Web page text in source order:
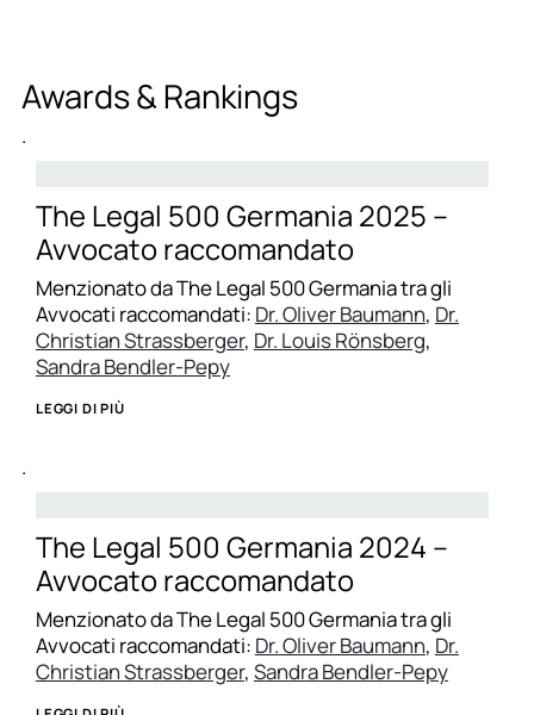
Awards & Rankings
.
The Legal 500 Germania 2025 –
Avvocato raccomandato
Menzionato da The Legal 500 Germania tra gli
Avvocati raccomandati: Dr. Oliver Baumann, Dr.
Christian Strassberger, Dr. Louis Rönsberg,
Sandra Bendler-Pepy
LEGGI DI PIÙ
.
The Legal 500 Germania 2024 –
Avvocato raccomandato
Menzionato da The Legal 500 Germania tra gli
Avvocati raccomandati: Dr. Oliver Baumann, Dr.
Christian Strassberger, Sandra Bendler-Pepy